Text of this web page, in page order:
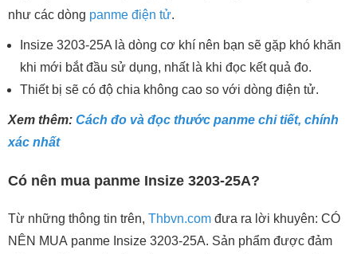
như các dòng panme điện tử.
Insize 3203-25A là dòng cơ khí nên bạn sẽ gặp khó khăn
khi mới bắt đầu sử dụng, nhất là khi đọc kết quả đo.
Thiết bị sẽ có độ chia không cao so với dòng điện tử.
Xem thêm: Cách đo và đọc thước panme chi tiết, chính
xác nhất
Có nên mua panme Insize 3203-25A?
Từ những thông tin trên, Thbvn.com đưa ra lời khuyên: CÓ
NÊN MUA panme Insize 3203-25A. Sản phẩm được đảm